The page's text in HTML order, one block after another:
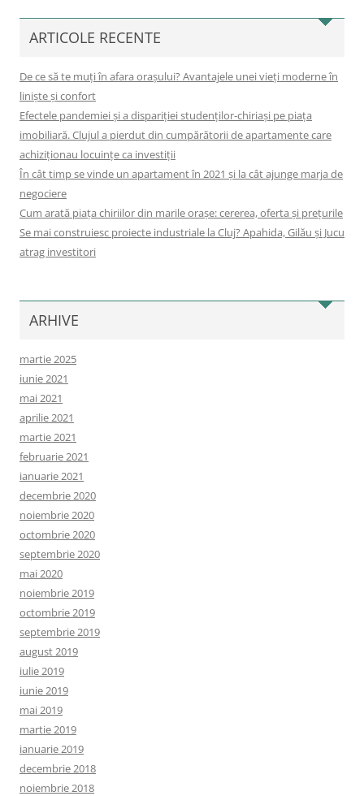
ARTICOLE RECENTE
De ce să te muți în afara orașului? Avantajele unei vieți moderne în
liniște și confort
Efectele pandemiei și a dispariției studenților-chiriași pe piața
imobiliară. Clujul a pierdut din cumpărătorii de apartamente care
achiziționau locuințe ca investiții
În cât timp se vinde un apartament în 2021 și la cât ajunge marja de
negociere
Cum arată piața chiriilor din marile orașe: cererea, oferta și prețurile
Se mai construiesc proiecte industriale la Cluj? Apahida, Gilău și Jucu
atrag investitori
ARHIVE
martie 2025
iunie 2021
mai 2021
aprilie 2021
martie 2021
februarie 2021
ianuarie 2021
decembrie 2020
noiembrie 2020
octombrie 2020
septembrie 2020
mai 2020
noiembrie 2019
octombrie 2019
septembrie 2019
august 2019
iulie 2019
iunie 2019
mai 2019
martie 2019
ianuarie 2019
decembrie 2018
noiembrie 2018